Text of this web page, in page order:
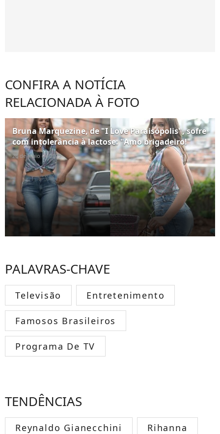
CONFIRA A NOTÍCIA
RELACIONADA À FOTO
Bruna Marquezine, de "I Love Paraisópolis", sofre
com intolerância à lactose: "Amo brigadeiro!"
26 de maio de 2015
PALAVRAS-CHAVE
Televisão Entretenimento
Famosos Brasileiros
Programa De TV
TENDÊNCIAS
Reynaldo Gianecchini Rihanna